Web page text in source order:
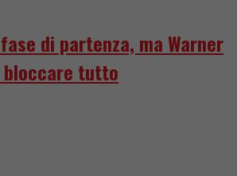
di partenza, ma Warner
bloccare tutto